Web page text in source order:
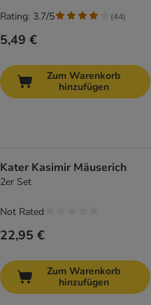
5,49 €
Rating: 3.7/5 (44)
Zum Warenkorb
hinzufügen
Kater Kasimir Mäuserich
2er Set
22,95 €
Not Rated
Zum Warenkorb
hinzufügen